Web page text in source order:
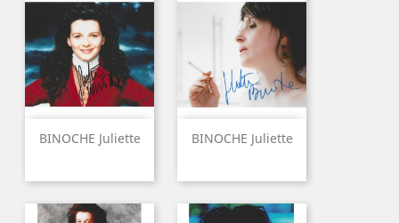
BINOCHE Juliette BINOCHE Juliette